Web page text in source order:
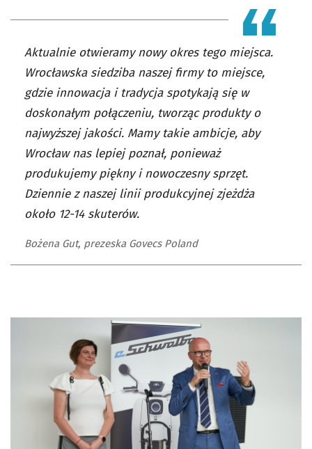
Aktualnie otwieramy nowy okres tego miejsca.
Wrocławska siedziba naszej firmy to miejsce,
gdzie innowacja i tradycja spotykają się w
doskonałym połączeniu, tworząc produkty o
najwyższej jakości. Mamy takie ambicje, aby
Wrocław nas lepiej poznał, ponieważ
produkujemy piękny i nowoczesny sprzęt.
Dziennie z naszej linii produkcyjnej zjeżdża
około 12-14 skuterów.
Bożena Gut, prezeska Govecs Poland